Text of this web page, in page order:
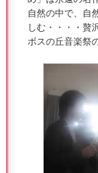
自然の中で、自
しむ・・・・贅
ボスの丘音楽祭